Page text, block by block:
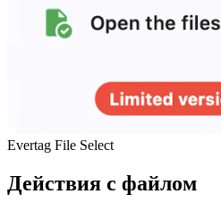
Evertag File Select
Действия с файлом